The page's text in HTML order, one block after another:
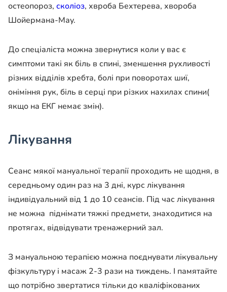
остеопороз, сколіоз, хвроба Бехтерева, хвороба
Шойермана-Мау.
До спеціаліста можна звернутися коли у вас є
симптоми такі як біль в спині, зменшення рухливості
різних відділів хребта, болі при поворотах шиї,
оніміння рук, біль в серці при різких нахилах спини(
якщо на ЕКГ немає змін).
Лікування
Сеанс мякої мануальної терапії проходить не щодня, в
середньому один раз на 3 дні, курс лікування
індивідуальний від 1 до 10 сеансів. Під час лікування
не можна піднімати тяжкі предмети, знаходитися на
протягах, відвідувати тренажерний зал.
З мануальною терапією можна поєднувати лікувальну
фізкультуру і масаж 2-3 рази на тиждень. І памятайте
що потрібно звертатися тільки до кваліфікованих